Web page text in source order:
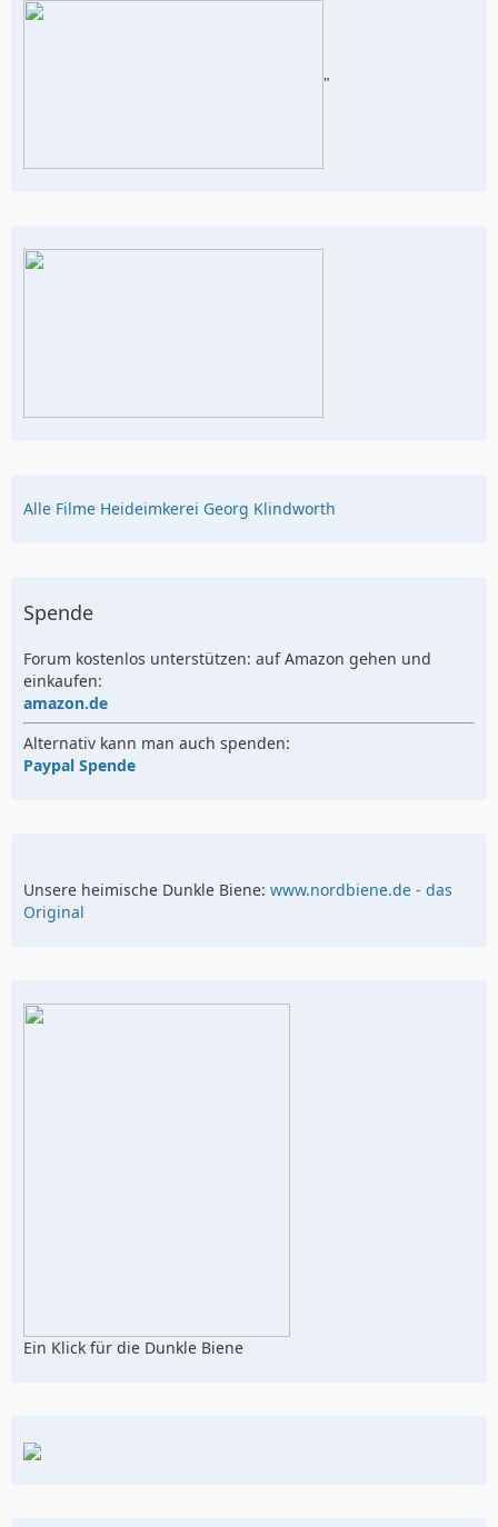
"
Alle Filme Heideimkerei Georg Klindworth
Spende
Forum kostenlos unterstützen: auf Amazon gehen und
einkaufen:
amazon.de
Alternativ kann man auch spenden:
Paypal Spende
Unsere heimische Dunkle Biene: www.nordbiene.de - das
Original
Ein Klick für die Dunkle Biene